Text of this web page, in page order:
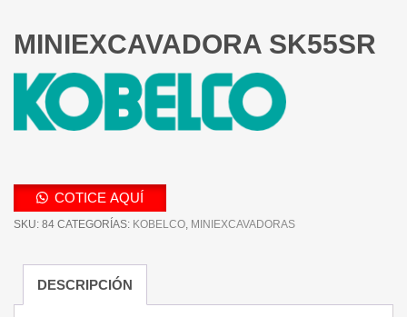
MINIEXCAVADORA SK55SR
COTICE AQUÍ
SKU: 84 CATEGORÍAS: KOBELCO, MINIEXCAVADORAS
DESCRIPCIÓN